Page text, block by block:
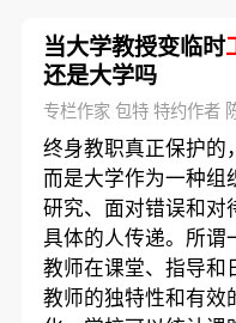
当大学教授变临时
还是大学吗
专栏作家 包特 特约作者
终身教职真正保护的
而是大学作为一种
研究、面对错误和对
具体的人传递。所谓
教师在课堂、指导和
教师的独特性和有效